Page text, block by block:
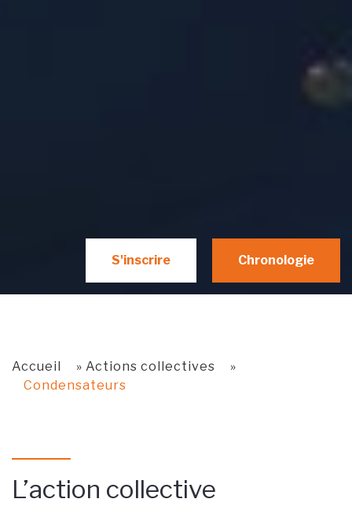
S'inscrire Chronologie
Accueil » Actions collectives
»
Condensateurs
L’action collective